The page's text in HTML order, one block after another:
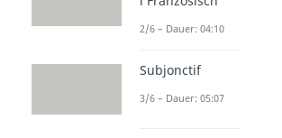
2/6 – Dauer: 04:10
Subjonctif
3/6 – Dauer: 05:07